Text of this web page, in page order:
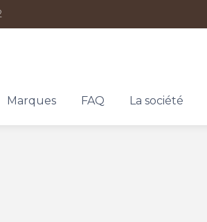
Marques FAQ La société